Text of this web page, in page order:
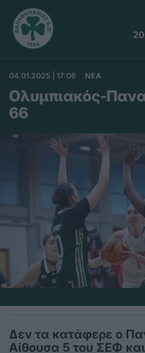
04.01.2025 | 17:06 ΝΕΑ
Ολυμπιακός-
66
Δεν τα κατάφερε ο
Αίθουσα 5 του ΣΕΦ